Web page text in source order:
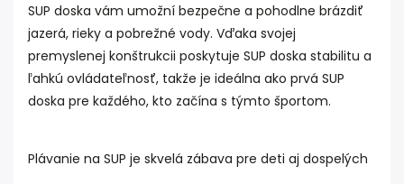
SUP doska vám umožní bezpečne a pohodlne brázdiť
jazerá, rieky a pobrežné vody. Vďaka svojej
premyslenej konštrukcii poskytuje SUP doska stabilitu a
ľahkú ovládateľnosť, takže je ideálna ako prvá SUP
doska pre každého, kto začína s týmto športom.
Plávanie na SUP je skvelá zábava pre deti aj dospelých